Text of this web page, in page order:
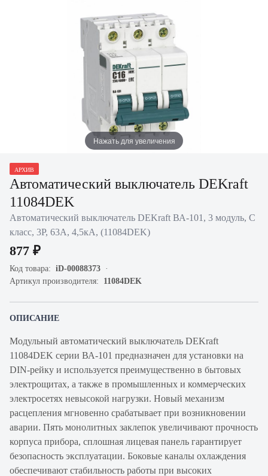
Нажать для увеличения
АРХИВ
Автоматический выключатель DEKraft
11084DEK
Автоматический выключатель DEKraft ВА-101, 3 модуль, C
класс, 3P, 63А, 4,5кА, (11084DEK)
877 ₽
Код товара: iD-00088373
Артикул производителя: 11084DEK
ОПИСАНИЕ
Модульный автоматический выключатель DEKraft
11084DEK серии ВА-101 предназначен для установки на
DIN-рейку и используется преимущественно в бытовых
электрощитах, а также в промышленных и коммерческих
электросетях невысокой нагрузки. Новый механизм
расцепления мгновенно срабатывает при возникновении
аварии. Пять монолитных заклепок увеличивают прочность
корпуса прибора, сплошная лицевая панель гарантирует
безопасность эксплуатации. Боковые каналы охлаждения
обеспечивают стабильность работы при высоких